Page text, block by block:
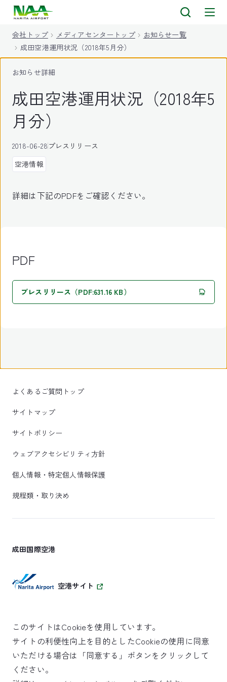
会社トップ メディアセンタートップ
お知らせ一覧
成田空港運用状況（2018年5月分）
お知らせ詳細
成田空港運用状況（2018年5
月分）
2018-06-28プレスリリース
空港情報
詳細は下記のPDFをご確認ください。
PDF
プレスリリース（PDF:631.16 KB）
よくあるご質問トップ
サイトマップ
サイトポリシー
ウェブアクセシビリティ方針
個人情報・特定個人情報保護
規程類・取り決め
成田国際空港
空港サイト
SKYTRAX
5スターエアポート
このサイトはCookieを使用しています。
サイトの利便性向上を目的としたCookieの使用に同意
いただける場合は「同意する」ボタンをクリックして
ください。